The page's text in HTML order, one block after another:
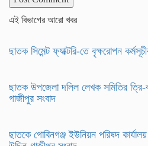
এই বিভাগের আরো খবর
ছাতক সিমেন্ট ফ্যাক্টরি-তে বৃক্ষরোপন
ছাতক উপজেলা দলিল লেখক সমিতির ত্রি-
গাজীপুর সংবাদ
ছাতকে গোবিনগঞ্জ ইউনিয়ন পরিষদ